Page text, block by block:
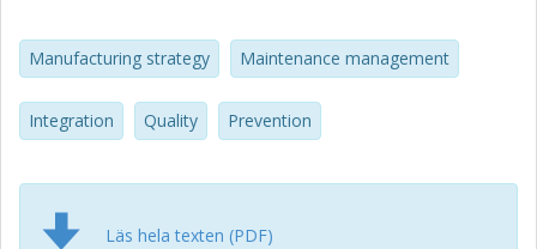
Manufacturing strategy Maintenance management
Integration Quality Prevention
Läs hela texten (PDF)